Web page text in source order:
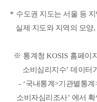
* 수도권 지도는 서울 등
실제 지도와 지역의 모양,
※ 통계청KOSIS 홈페이
소비심리지수’데이터
- ‘국내통계>기관별통계
소비자심리조사’ 에서